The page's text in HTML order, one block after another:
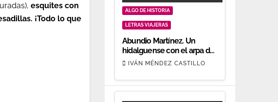
esquites con
¡Todo lo que
ALGO DE HISTORIA
LETRAS VIAJERAS
Abundio Martínez. Un
hidalguense con el arpa de
oro.IVÁN MÉNDEZ CASTILLO